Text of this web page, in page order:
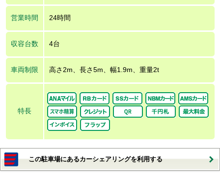
営業時間 24時間
収容台数 4台
車両制限 高さ2m、長さ5m、幅1.9m、重量2t
特長
この駐車場にあるカーシェアリングを利用する